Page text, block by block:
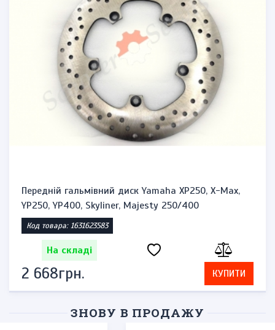
Передній гальмівний диск Yamaha XP250, X-Max,
YP250, YP400, Skyliner, Majesty 250/400
Код товара: 1631623583
На складі
2 668грн. КУПИТИ
ЗНОВУ В ПРОДАЖУ